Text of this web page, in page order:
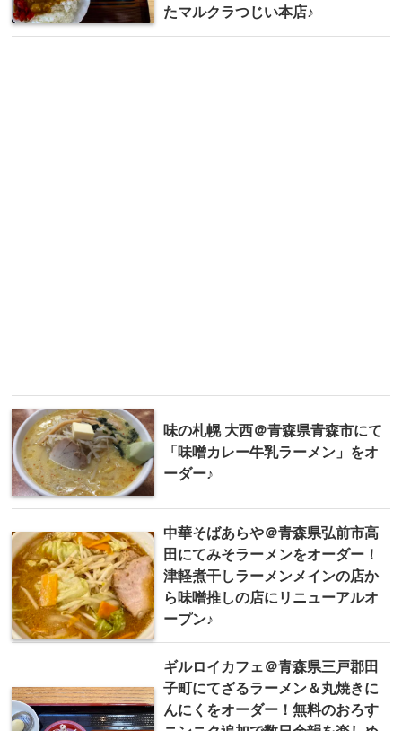
たマルクラつじい本店♪
味の札幌 大西＠青森県青森市にて
「味噌カレー牛乳ラーメン」をオ
ーダー♪
中華そばあらや＠青森県弘前市高
田にてみそラーメンをオーダー！
津軽煮干しラーメンメインの店か
ら味噌推しの店にリニューアルオ
ープン♪
ギルロイカフェ＠青森県三戸郡田
子町にてざるラーメン＆丸焼きに
んにくをオーダー！無料のおろす